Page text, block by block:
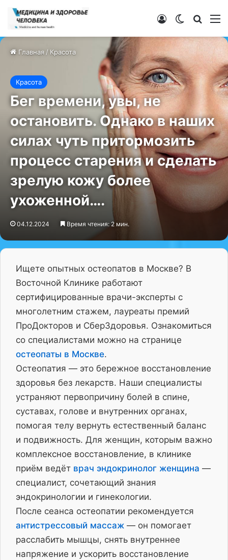
Switch skin
Войти
Главная / Красота
Красота
Бег времени, увы, не
остановить. Однако в наших
силах чуть притормозить
процесс старения и сделать
зрелую кожу более
ухоженной….
04.12.2024 Время чтения: 2 мин.
Ищете опытных остеопатов в Москве? В
Восточной Клинике работают
сертифицированные врачи-эксперты с
многолетним стажем, лауреаты премий
ПроДокторов и СберЗдоровья. Ознакомиться
со специалистами можно на странице
остеопаты в Москве.
Остеопатия — это бережное восстановление
здоровья без лекарств. Наши специалисты
устраняют первопричину болей в спине,
суставах, голове и внутренних органах,
помогая телу вернуть естественный баланс
и подвижность. Для женщин, которым важно
комплексное восстановление, в клинике
приём ведёт врач эндокринолог женщина —
специалист, сочетающий знания
эндокринологии и гинекологии.
После сеанса остеопатии рекомендуется
антистрессовый массаж — он помогает
расслабить мышцы, снять внутреннее
напряжение и ускорить восстановление